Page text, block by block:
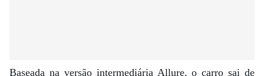
Baseada na versão intermediária Allure, o carro sai de